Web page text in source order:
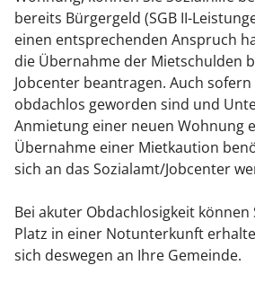
bereits Bürgergeld (SGB II-
einen entsprechenden Anspruch
die Übernahme der Mietschulden
Jobcenter beantragen. Auch sofern
obdachlos geworden sind und
Anmietung einer neuen Wohnung
Übernahme einer Mietkaution
sich an das Sozialamt/Jobcenter
Bei akuter Obdachlosigkeit können
Platz in einer Notunterkunft
sich deswegen an Ihre Gemeinde.